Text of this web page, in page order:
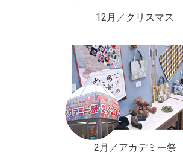
12月／クリスマス
2月／アカデミー祭